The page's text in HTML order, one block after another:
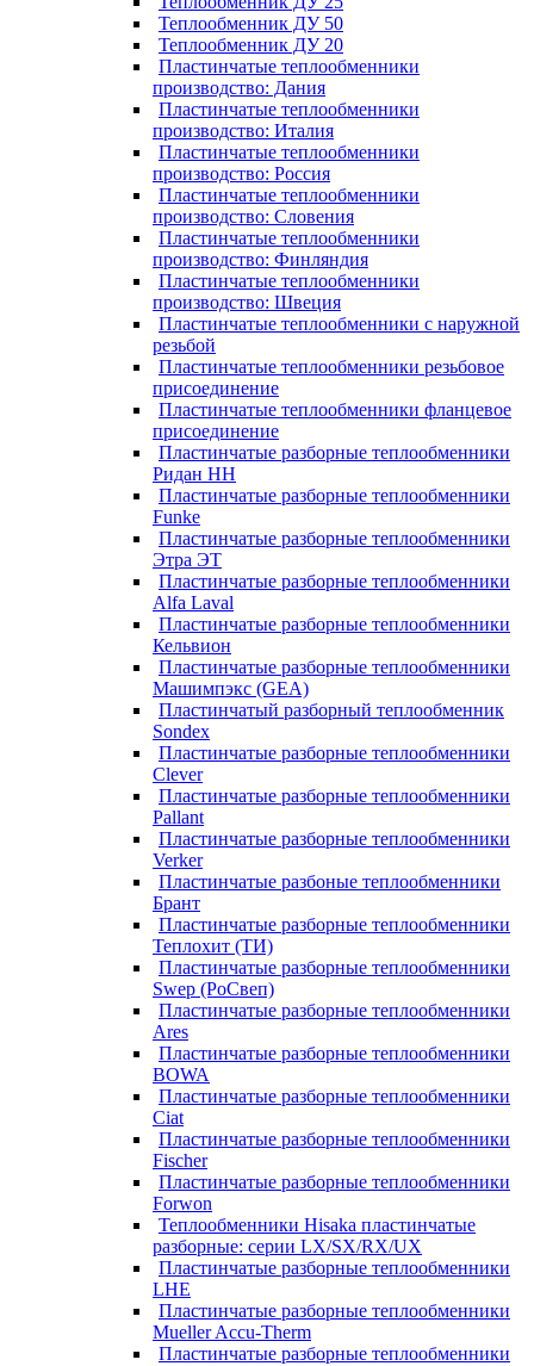
Теплообменник ДУ 50
Теплообменник ДУ 20
Пластинчатые теплообменники
производство: Дания
Пластинчатые теплообменники
производство: Италия
Пластинчатые теплообменники
производство: Россия
Пластинчатые теплообменники
производство: Словения
Пластинчатые теплообменники
производство: Финляндия
Пластинчатые теплообменники
производство: Швеция
Пластинчатые теплообменники с наружной
резьбой
Пластинчатые теплообменники резьбовое
присоединение
Пластинчатые теплообменники фланцевое
присоединение
Пластинчатые разборные теплообменники
Ридан НН
Пластинчатые разборные теплообменники
Funke
Пластинчатые разборные теплообменники
Этра ЭТ
Пластинчатые разборные теплообменники
Alfa Laval
Пластинчатые разборные теплообменники
Кельвион
Пластинчатые разборные теплообменники
Машимпэкс (GEA)
Пластинчатый разборный теплообменник
Sondex
Пластинчатые разборные теплообменники
Clever
Пластинчатые разборные теплообменники
Pallant
Пластинчатые разборные теплообменники
Verker
Пластинчатые разбоные теплообменники
Брант
Пластинчатые разборные теплообменники
Теплохит (ТИ)
Пластинчатые разборные теплообменники
Swep (РоСвеп)
Пластинчатые разборные теплообменники
Ares
Пластинчатые разборные теплообменники
BOWA
Пластинчатые разборные теплообменники
Ciat
Пластинчатые разборные теплообменники
Fischer
Пластинчатые разборные теплообменники
Forwon
Теплообменники Hisaka пластинчатые
разборные: серии LX/SX/RX/UX
Пластинчатые разборные теплообменники
LHE
Пластинчатые разборные теплообменники
Mueller Accu-Therm
Пластинчатые разборные теплообменники